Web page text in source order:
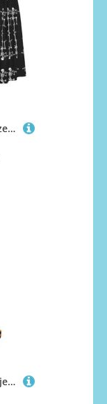
GBMBZSKP Halloween-Kapuzenumhang für Halloween, Maskerade, Party, Cosplay, Ostern, Unisex, Vampir-Hexen-Umhang für Erwachsene
GBMBZSKP Afrika Giraffe Majestätischer Baum) Halloween Kapuzenumhang Hexenhut für Jungen Mädchen Kinder, 85–134 cm Kapuzenumhang Halloween Vampire Kostüm Cosplay Ostern Maskerade Party